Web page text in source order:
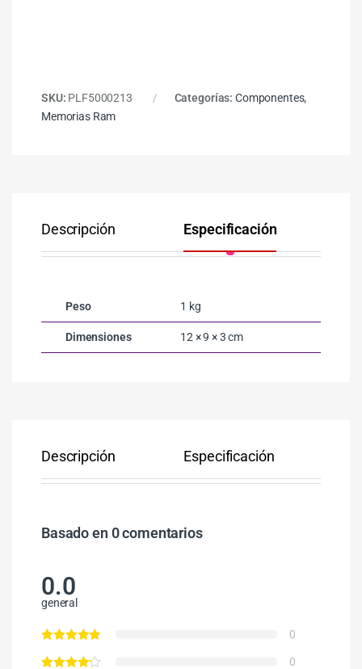
SKU: PLF5000213 Categorías: Componentes,
Memorias Ram
Descripción Especificación
Peso 1 kg
Dimensiones 12 × 9 × 3 cm
Descripción Especificación
Basado en 0 comentarios
0.0
general
0
0